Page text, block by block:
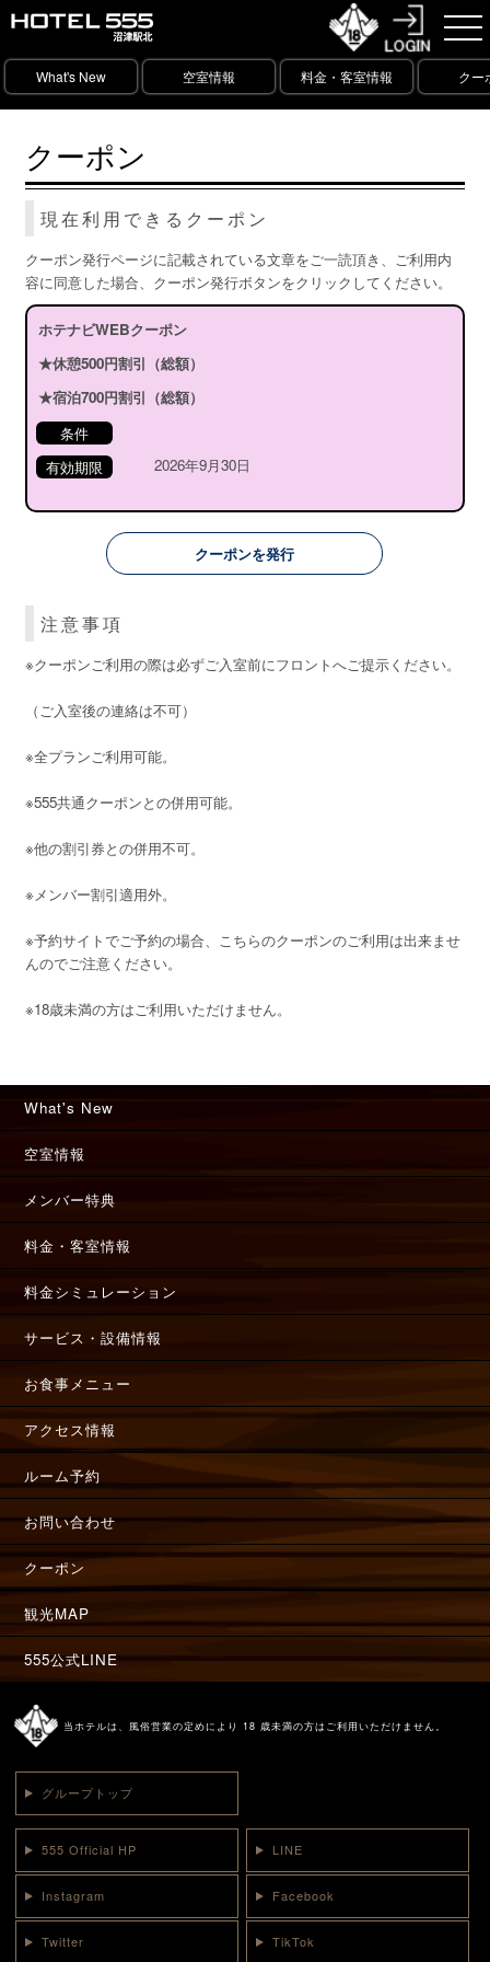
What's New 空室情報 料金・客室情報 クー
クーポン
現在利用できるクーポン
クーポン発行ページに記載されている文章をご一読頂き、ご利用内
容に同意した場合、クーポン発行ボタンをクリックしてください。
ホテナビWEBクーポン
★休憩500円割引（総額）
★宿泊700円割引（総額）
条件
有効期限
2026年9月30日
クーポンを発行
注意事項
※クーポンご利用の際は必ずご入室前にフロントへご提示ください。
（ご入室後の連絡は不可）
※全プランご利用可能。
※555共通クーポンとの併用可能。
※他の割引券との併用不可。
※メンバー割引適用外。
※予約サイトでご予約の場合、こちらのクーポンのご利用は出来ませ
んのでご注意ください。
※18歳未満の方はご利用いただけません。
What's New
空室情報
メンバー特典
料金・客室情報
料金シミュレーション
サービス・設備情報
お食事メニュー
アクセス情報
ルーム予約
お問い合わせ
クーポン
観光MAP
555公式LINE
当ホテルは、風俗営業の定めにより 18 歳未満の方はご利用いただけません。
グループトップ
555 Official HP LINE
Instagram Facebook
Twitter TikTok